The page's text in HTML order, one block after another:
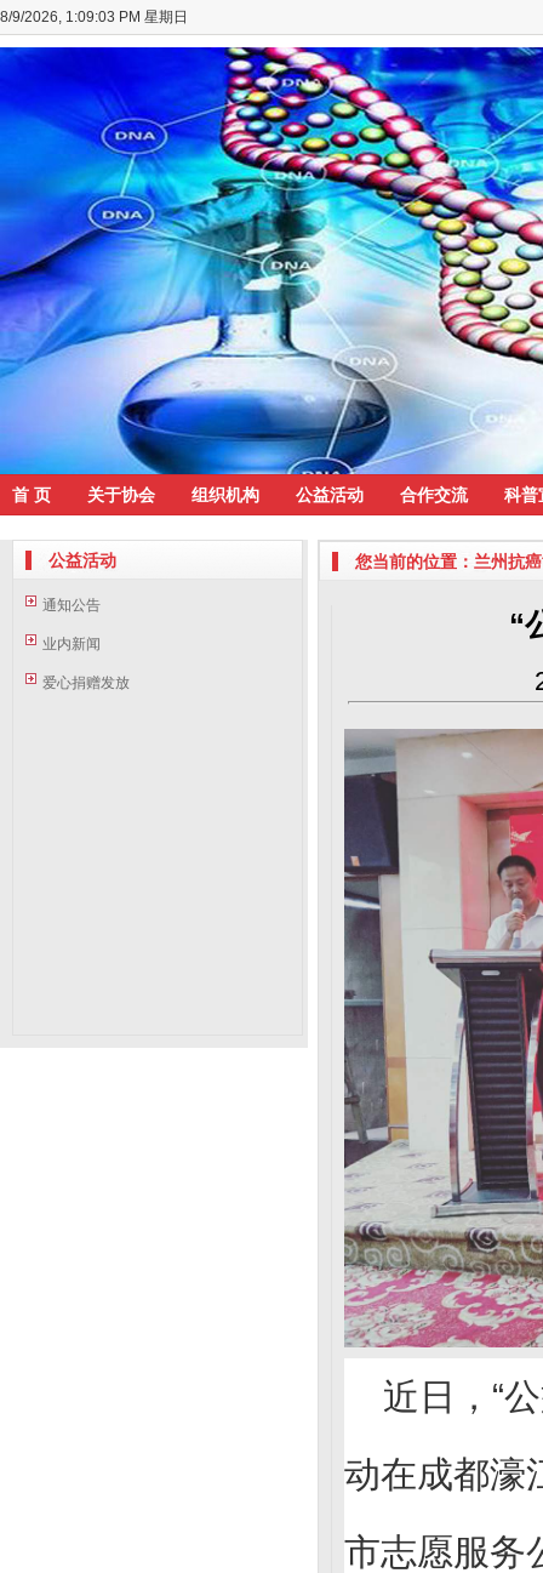
8/9/2026, 1:09:04 PM 星期日
首 页 关于协会 组织机构 公益活动 合作交流 科普
公益活动
通知公告
业内新闻
爱心捐赠发放
您当前的位置：兰州抗
“
近日，“
动在成都濠
市志愿服务